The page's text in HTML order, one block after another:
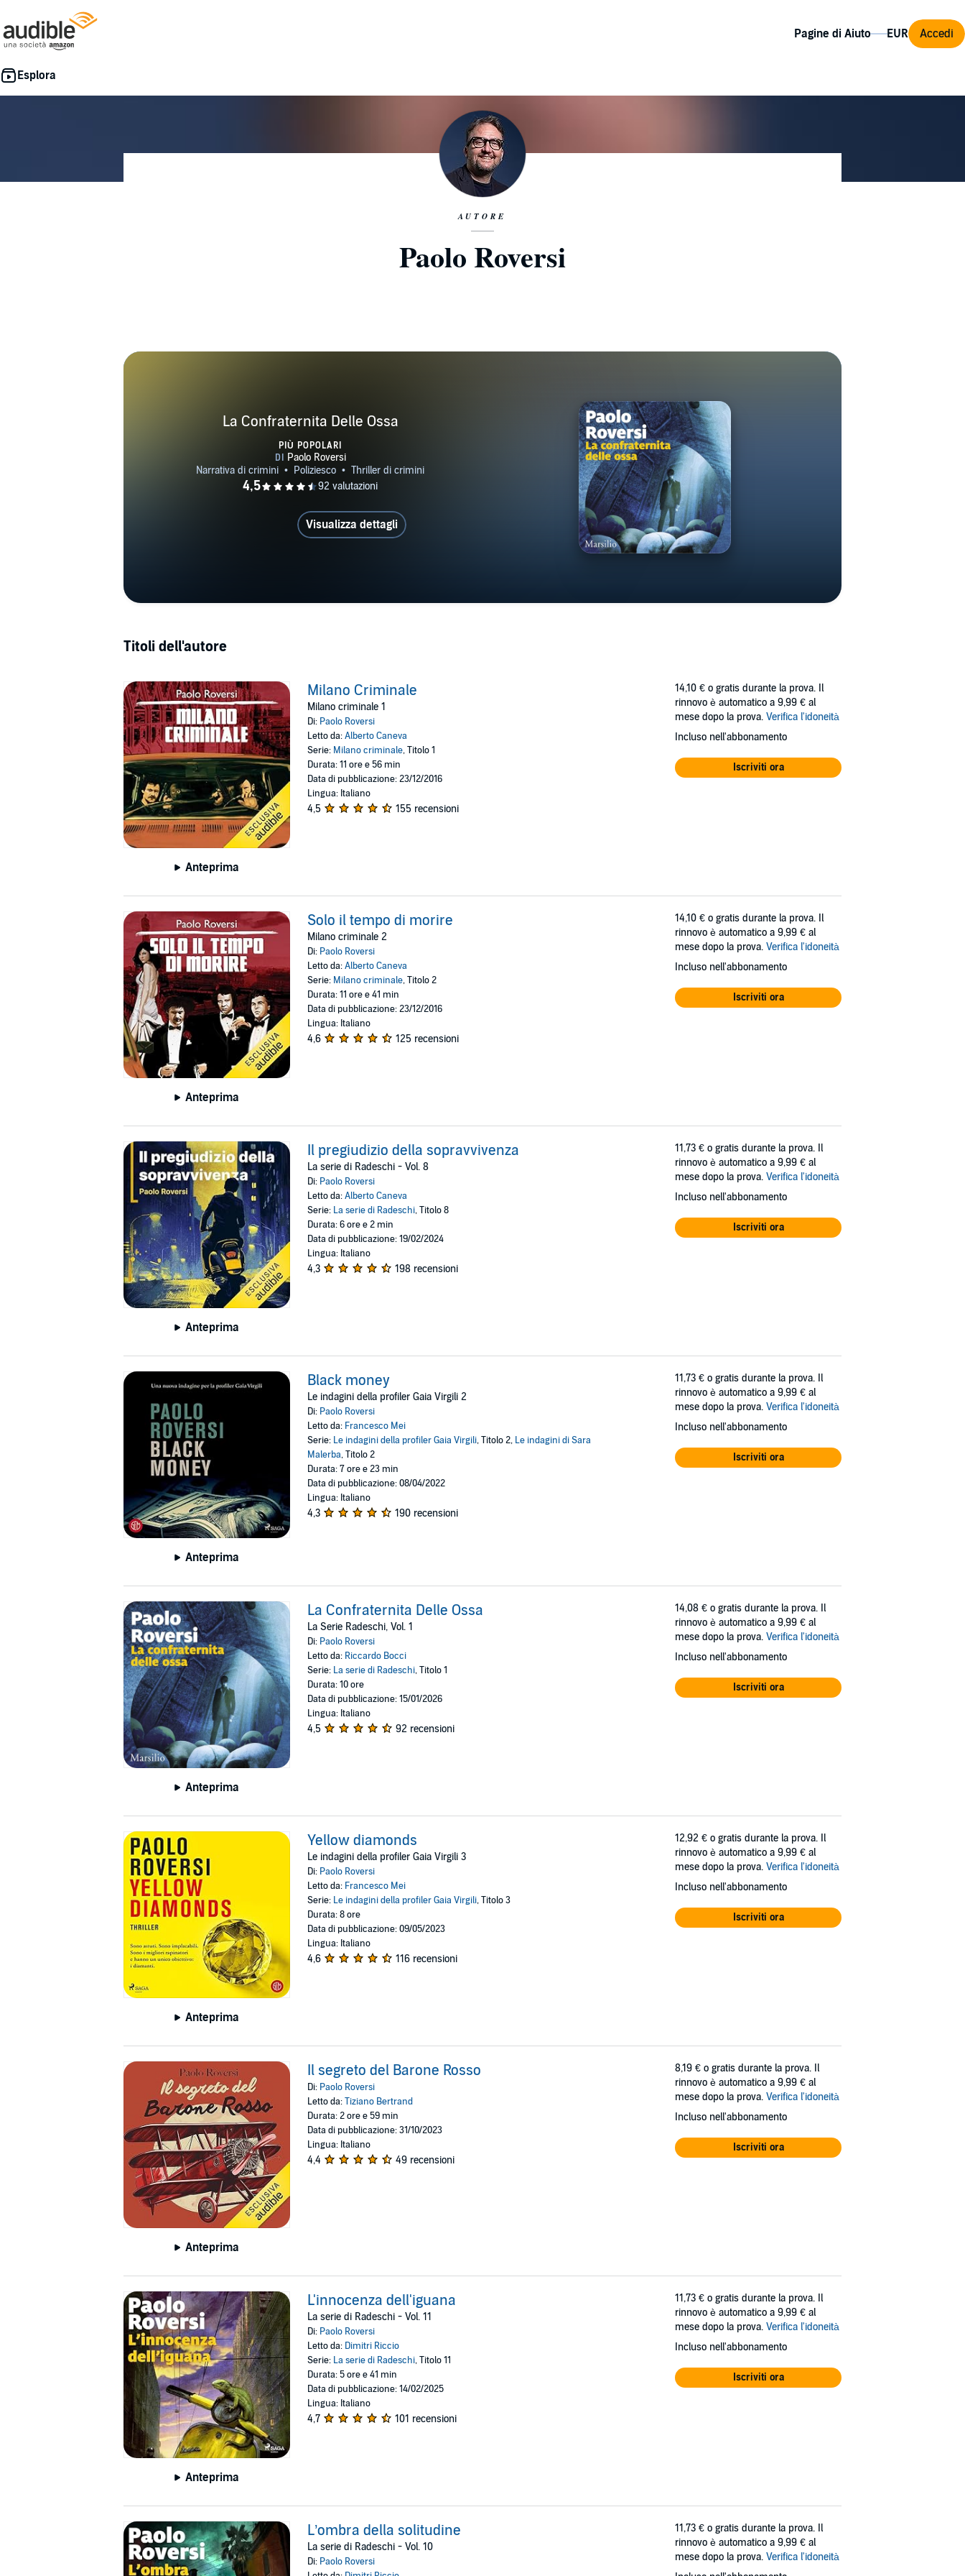
Pagine di Aiuto Accedi
AUTORE
Paolo Roversi
La Confraternita Delle Ossa
PIÙ POPOLARI
Visualizza dettagli
Titoli dell'autore
Anteprima
Milano Criminale
Milano criminale 1
Di: Paolo Roversi
Letto da:Alberto Caneva
Serie: Milano criminale, Titolo 1
Durata: 11 ore e 56 min
Data di pubblicazione: 23/12/2016
Lingua: Italiano
4,5 155 recensioni
14,10 € o gratis durante la prova. Il
rinnovo è automatico a 9,99 € al
mese dopo la prova. Verifica l'idoneità
Incluso nell'abbonamento
Iscriviti ora
Anteprima
Solo il tempo di morire
Milano criminale 2
Di: Paolo Roversi
Letto da:Alberto Caneva
Serie: Milano criminale, Titolo 2
Durata: 11 ore e 41 min
Data di pubblicazione: 23/12/2016
Lingua: Italiano
4,6 125 recensioni
14,10 € o gratis durante la prova. Il
rinnovo è automatico a 9,99 € al
mese dopo la prova. Verifica l'idoneità
Incluso nell'abbonamento
Iscriviti ora
Anteprima
Il pregiudizio della sopravvivenza
La serie di Radeschi - Vol. 8
Di: Paolo Roversi
Letto da:Alberto Caneva
Serie: La serie di Radeschi, Titolo 8
Durata: 6 ore e 2 min
Data di pubblicazione: 19/02/2024
Lingua: Italiano
4,3 198 recensioni
11,73 € o gratis durante la prova. Il
rinnovo è automatico a 9,99 € al
mese dopo la prova. Verifica l'idoneità
Incluso nell'abbonamento
Iscriviti ora
Anteprima
Black money
Le indagini della profiler Gaia Virgili 2
Di: Paolo Roversi
Letto da: Francesco Mei
Serie: Le indagini della profiler Gaia Virgili, Titolo 2, Le indagini di Sara
Malerba, Titolo 2
Durata: 7 ore e 23 min
Data di pubblicazione: 08/04/2022
Lingua: Italiano
4,3 190 recensioni
11,73 € o gratis durante la prova. Il
rinnovo è automatico a 9,99 € al
mese dopo la prova. Verifica l'idoneità
Incluso nell'abbonamento
Iscriviti ora
Anteprima
La Confraternita Delle Ossa
La Serie Radeschi, Vol. 1
Di: Paolo Roversi
Letto da: Riccardo Bocci
Serie: La serie di Radeschi, Titolo 1
Durata: 10 ore
Data di pubblicazione: 15/01/2026
Lingua: Italiano
4,5 92 recensioni
14,08 € o gratis durante la prova. Il
rinnovo è automatico a 9,99 € al
mese dopo la prova. Verifica l'idoneità
Incluso nell'abbonamento
Iscriviti ora
Anteprima
Yellow diamonds
Le indagini della profiler Gaia Virgili 3
Di: Paolo Roversi
Letto da: Francesco Mei
Serie: Le indagini della profiler Gaia Virgili, Titolo 3
Durata: 8 ore
Data di pubblicazione: 09/05/2023
Lingua: Italiano
4,6 116 recensioni
12,92 € o gratis durante la prova. Il
rinnovo è automatico a 9,99 € al
mese dopo la prova. Verifica l'idoneità
Incluso nell'abbonamento
Iscriviti ora
Anteprima
Il segreto del Barone Rosso
Di: Paolo Roversi
Letto da:Tiziano Bertrand
Durata: 2 ore e 59 min
Data di pubblicazione: 31/10/2023
Lingua: Italiano
4,4 49 recensioni
8,19 € o gratis durante la prova. Il
rinnovo è automatico a 9,99 € al
mese dopo la prova. Verifica l'idoneità
Incluso nell'abbonamento
Iscriviti ora
Anteprima
L'innocenza dell'iguana
La serie di Radeschi - Vol. 11
Di: Paolo Roversi
Letto da: Dimitri Riccio
Serie: La serie di Radeschi, Titolo 11
Durata: 5 ore e 41 min
Data di pubblicazione: 14/02/2025
Lingua: Italiano
4,7 101 recensioni
11,73 € o gratis durante la prova. Il
rinnovo è automatico a 9,99 € al
mese dopo la prova. Verifica l'idoneità
Incluso nell'abbonamento
Iscriviti ora
L’ombra della solitudine
La serie di Radeschi - Vol. 10
Di: Paolo Roversi
11,73 € o gratis durante la prova. Il
rinnovo è automatico a 9,99 € al
mese dopo la prova. Verifica l'idoneità